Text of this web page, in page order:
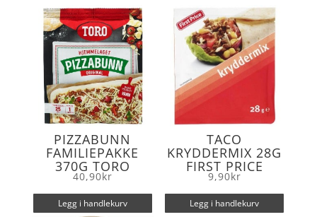
k
PIZZABUNN
FAMILIEPAKKE
370G TORO
40,90kr
Legg i handlekurv
TACO
KRYDDERMIX 28G
FIRST PRICE
9,90kr
Legg i handlekurv